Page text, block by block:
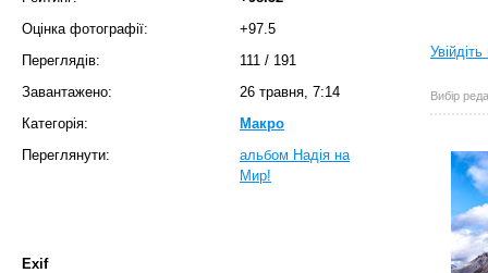
Оцінка фотографії:
+97.5
Переглядів:
111 / 191
Завантажено:
26 травня, 7:14
Категорія:
Макро
Переглянути:
альбом Надія на
Мир!
Exif
Вибір